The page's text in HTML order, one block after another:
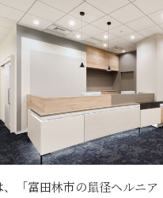
、「富田林市の鼠径ヘルニア